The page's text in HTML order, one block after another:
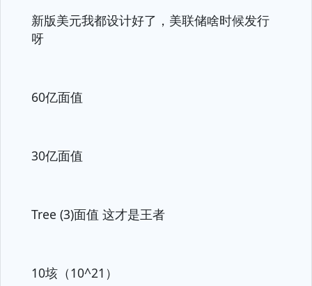
新版美元我都设计好了，美联储啥时候发行
呀
60亿面值
30亿面值
Tree (3)面值 这才是王者
10垓（10^21）